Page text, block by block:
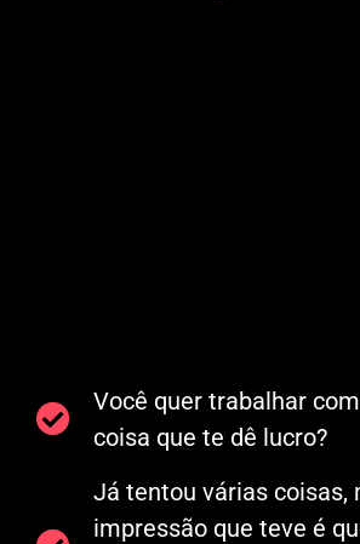
Você quer trabalhar
coisa que te dê lucro?
Já tentou várias coisas,
impressão que teve é